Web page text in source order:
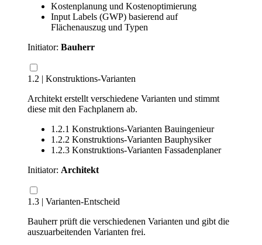
Kostenplanung und Kostenoptimierung
Input Labels (GWP) basierend auf
Flächenauszug und Typen
Initiator: Bauherr
1.2 | Konstruktions-Varianten
Architekt erstellt verschiedene Varianten und stimmt
diese mit den Fachplanern ab.
1.2.1 Konstruktions-Varianten Bauingenieur
1.2.2 Konstruktions-Varianten Bauphysiker
1.2.3 Konstruktions-Varianten Fassadenplaner
Initiator: Architekt
1.3 | Varianten-Entscheid
Bauherr prüft die verschiedenen Varianten und gibt die
auszuarbeitenden Varianten frei.